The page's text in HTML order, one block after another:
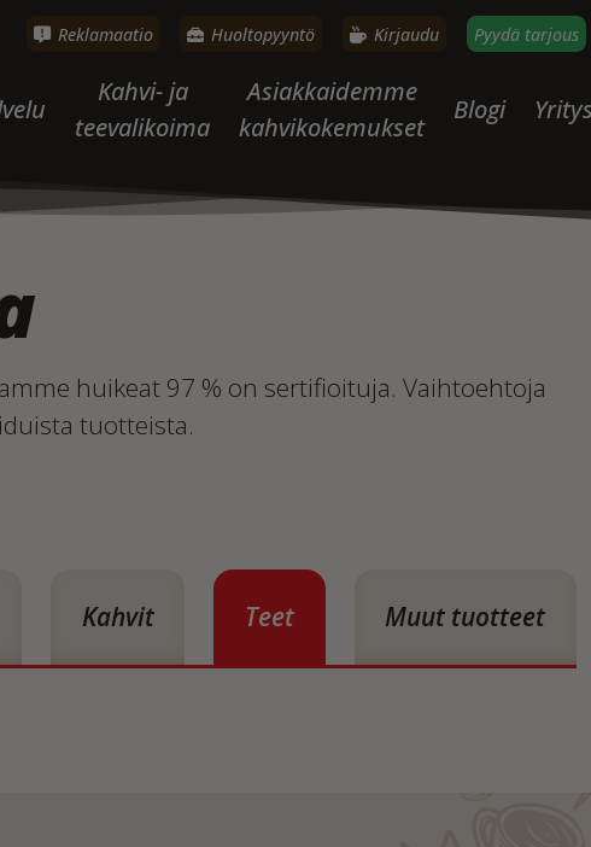
Reklamaatio Huoltopyyntö Kirjaudu Pyydä tarjous
Kahvi- ja
teevalikoima
Asiakkaidemme
kahvikokemukset
Blogi
huikeat 97 % on sertifioituja. Vaihtoehtoja
tuotteista.
Kahvit Teet Muut tuotteet